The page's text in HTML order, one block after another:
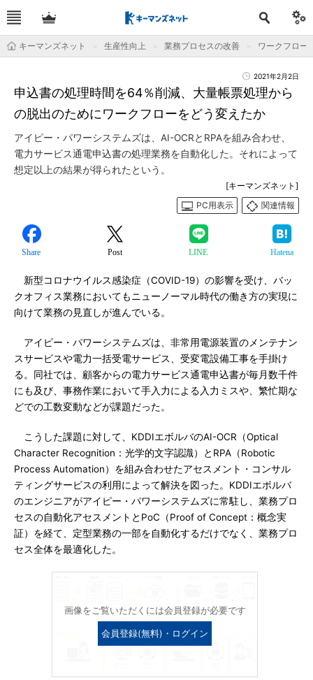
キーマンズネット 生産性向上 業務プロセスの改善 ワークフロー
2021年2月2日
申込書の処理時間を64％削減、大量帳票処理から
の脱出のためにワークフローをどう変えたか
アイピー・パワーシステムズは、AI-OCRとRPAを組み合わせ、
電力サービス通電申込書の処理業務を自動化した。それによって
想定以上の結果が得られたという。
[キーマンズネット]
PC用表示
関連情報
Share Post LINE Hatena
新型コロナウイルス感染症（COVID-19）の影響を受け、バッ
クオフィス業務においてもニューノーマル時代の働き方の実現に
向けて業務の見直しが進んでいる。
アイピー・パワーシステムズは、非常用電源装置のメンテナン
スサービスや電力一括受電サービス、受変電設備工事を手掛け
る。同社では、顧客からの電力サービス通電申込書が毎月数千件
にも及び、事務作業において手入力による入力ミスや、繁忙期な
どでの工数変動などが課題だった。
こうした課題に対して、KDDIエボルバのAI-OCR（Optical
Character Recognition：光学的文字認識）とRPA（Robotic
Process Automation）を組み合わせたアセスメント・コンサル
ティングサービスの利用によって解決を図った。KDDIエボルバ
のエンジニアがアイピー・パワーシステムズに常駐し、業務プロ
セスの自動化アセスメントとPoC（Proof of Concept：概念実
証）を経て、定型業務の一部を自動化するだけでなく、業務プロ
セス全体を最適化した。
画像をご覧いただくには会員登録が必要です
会員登録(無料)・ログイン